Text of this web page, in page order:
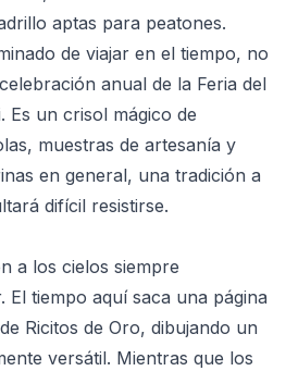
aptas para peatones.
de viajar en el tiempo, no
anual de la Feria del
Es un crisol mágico de
muestras de artesanía y
en general, una tradición a
difícil resistirse.
a los cielos siempre
El tiempo aquí saca una página
Ricitos de Oro, dibujando un
versátil. Mientras que los